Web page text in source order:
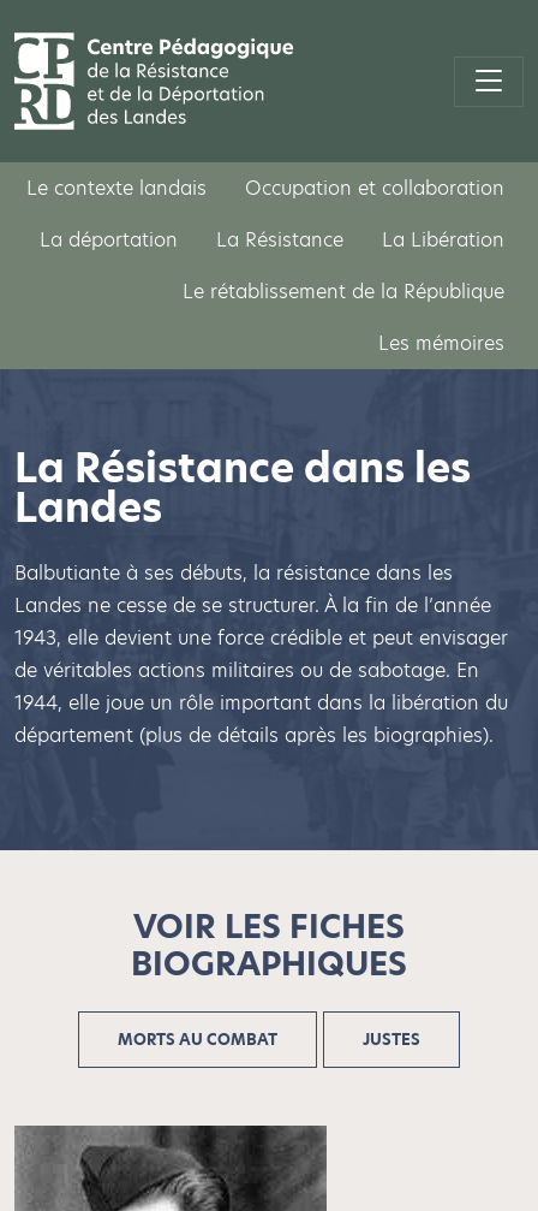
Le contexte landais
Occupation et collaboration
La déportation
La Résistance
La Libération
Le rétablissement de la République
Les mémoires
La Résistance dans les
Landes
Balbutiante à ses débuts, la résistance dans les
Landes ne cesse de se structurer. À la fin de l’année
1943, elle devient une force crédible et peut envisager
de véritables actions militaires ou de sabotage. En
1944, elle joue un rôle important dans la libération du
département (plus de détails après les biographies).
VOIR LES FICHES
BIOGRAPHIQUES
MORTS AU COMBAT JUSTES